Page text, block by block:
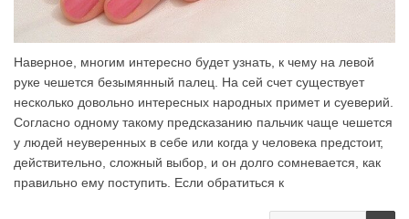
Наверное, многим интересно будет узнать, к чему на левой
руке чешется безымянный палец. На сей счет существует
несколько довольно интересных народных примет и суеверий.
Согласно одному такому предсказанию пальчик чаще чешется
у людей неуверенных в себе или когда у человека предстоит,
действительно, сложный выбор, и он долго сомневается, как
правильно ему поступить. Если обратиться к